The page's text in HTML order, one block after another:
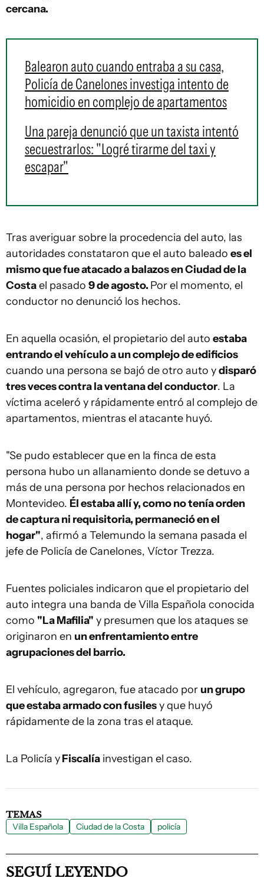
cercana.
Balearon auto cuando entraba a su casa,
Policía de Canelones investiga intento de
homicidio en complejo de apartamentos
Una pareja denunció que un taxista intentó
secuestrarlos: "Logré tirarme del taxi y
escapar"
Tras averiguar sobre la procedencia del auto, las
autoridades constataron que el auto baleado es el
mismo que fue atacado a balazos en Ciudad de la
Costael pasado 9 de agosto. Por el momento, el
conductor no denunció los hechos.
En aquella ocasión, el propietario del auto estaba
entrando el vehículo a un complejo de edificios
cuando una persona se bajó de otro auto ydisparó
tres veces contra la ventana del conductor. La
víctima aceleró y rápidamente entró al complejo de
apartamentos, mientras el atacante huyó.
"Se pudo establecer que en la finca de esta
persona hubo un allanamiento donde se detuvo a
más de una persona por hechos relacionados en
Montevideo. Él estaba allí y, como no tenía orden
de captura ni requisitoria, permaneció en el
hogar", afirmó a Telemundo la semana pasada el
jefe de Policía de Canelones, Víctor Trezza.
Fuentes policiales indicaron que el propietario del
auto integra una banda de Villa Española conocida
como "La Mafilia" y presumen que los ataques se
originaron en un enfrentamiento entre
agrupaciones del barrio.
El vehículo, agregaron, fue atacado por un grupo
que estaba armado con fusilesy que huyó
rápidamente de la zona tras el ataque.
La Policía yFiscalía investigan el caso.
TEMAS
Villa Española Ciudad de la Costa policía
SEGUÍ LEYENDO